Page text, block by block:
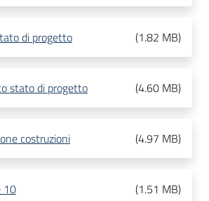
di progetto (1.82 MB)
stato di progetto (4.60 MB)
costruzioni (4.97 MB)
10 (1.51 MB)